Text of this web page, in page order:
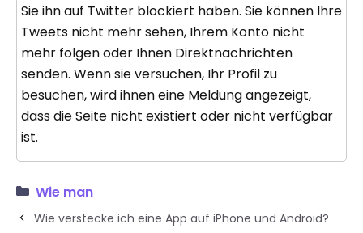
Sie ihn auf Twitter blockiert haben. Sie können Ihre
Tweets nicht mehr sehen, Ihrem Konto nicht
mehr folgen oder Ihnen Direktnachrichten
senden. Wenn sie versuchen, Ihr Profil zu
besuchen, wird ihnen eine Meldung angezeigt,
dass die Seite nicht existiert oder nicht verfügbar
ist.
Wie man
Wie verstecke ich eine App auf iPhone und Android?